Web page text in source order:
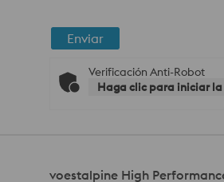
Enviar
Verificación Anti-Robot
Haga clic para iniciar
voestalpine High